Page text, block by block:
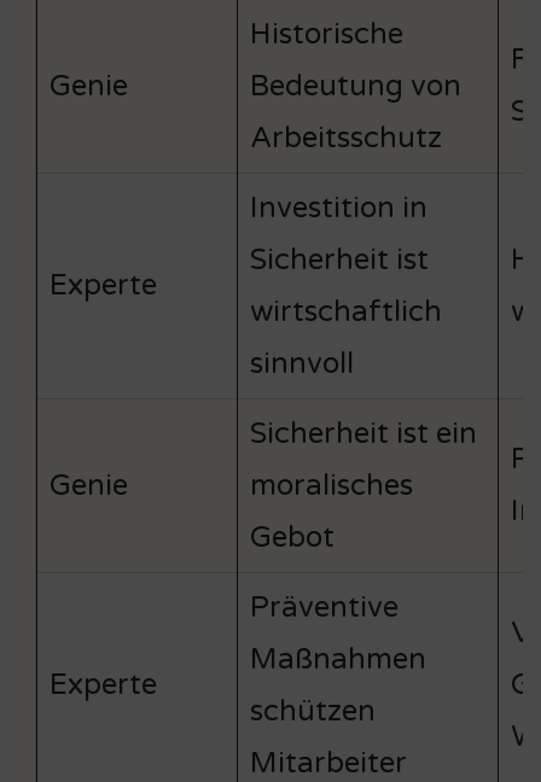
Genie
Historische
Bedeutung von
Arbeitsschutz
Experte
Investition in
Sicherheit ist
wirtschaftlich
sinnvoll
Genie
Sicherheit ist ein
moralisches
Gebot
Experte
Präventive
Maßnahmen
schützen
Mitarbeiter